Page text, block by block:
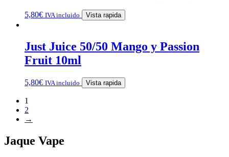
5,80€ IVA incluido Vista rapida
Just Juice 50/50 Mango y Passion
Fruit 10ml
5,80€ IVA incluido Vista rapida
1
2
→
Jaque Vape